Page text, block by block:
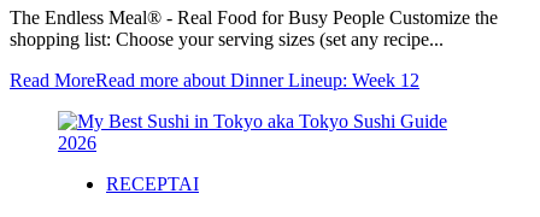
The Endless Meal® - Real Food for Busy People Customize the
shopping list: Choose your serving sizes (set any recipe...
Read MoreRead more about Dinner Lineup: Week 12
RECEPTAI